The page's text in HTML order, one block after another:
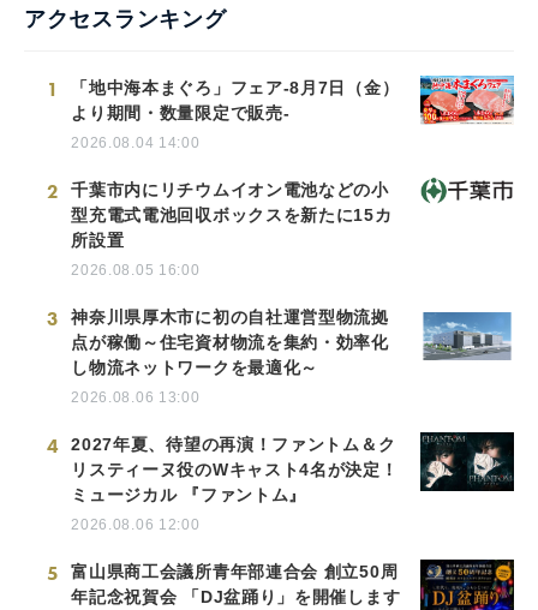
アクセスランキング
1
「地中海本まぐろ」フェア-8月7日（金）
より期間・数量限定で販売-
2026.08.04 14:00
2
千葉市内にリチウムイオン電池などの小
型充電式電池回収ボックスを新たに15カ
所設置
2026.08.05 16:00
3
神奈川県厚木市に初の自社運営型物流拠
点が稼働～住宅資材物流を集約・効率化
し物流ネットワークを最適化～
2026.08.06 13:00
4
2027年夏、待望の再演！ファントム＆ク
リスティーヌ役のWキャスト4名が決定！
ミュージカル 『ファントム』
2026.08.06 12:00
5
富山県商工会議所青年部連合会 創立50周
年記念祝賀会 「DJ盆踊り」を開催します